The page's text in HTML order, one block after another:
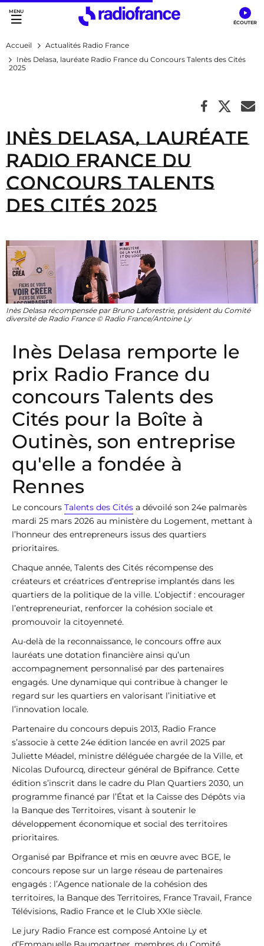
Accès direct :
Menu principal
Contenu
Accueil
Actualités Radio France
Inès Delasa, lauréate Radio France du Concours Talents des Cités
2025
Inès Delasa, lauréate
Radio France du
Concours Talents
des Cités 2025
Inès Delasa récompensée par Bruno Laforestrie, président du Comité
diversité de Radio France © Radio France/Antoine Ly
Inès Delasa remporte le
prix Radio France du
concours Talents des
Cités pour la Boîte à
Outinès, son entreprise
qu'elle a fondée à
Rennes
Le concours Talents des Cités a dévoilé son 24e palmarès
mardi 25 mars 2026 au ministère du Logement, mettant à
l’honneur des entrepreneurs issus des quartiers
prioritaires.
Chaque année, Talents des Cités récompense des
créateurs et créatrices d’entreprise implantés dans les
quartiers de la politique de la ville. L’objectif : encourager
l’entrepreneuriat, renforcer la cohésion sociale et
promouvoir la citoyenneté.
Au-delà de la reconnaissance, le concours offre aux
lauréats une dotation financière ainsi qu’un
accompagnement personnalisé par des partenaires
engagés. Une dynamique qui contribue à changer le
regard sur les quartiers en valorisant l’initiative et
l’innovation locale.
Partenaire du concours depuis 2013, Radio France
s’associe à cette 24e édition lancée en avril 2025 par
Juliette Méadel, ministre déléguée chargée de la Ville, et
Nicolas Dufourcq, directeur général de Bpifrance. Cette
édition s’inscrit dans le cadre du Plan Quartiers 2030, un
programme financé par l’État et la Caisse des Dépôts via
la Banque des Territoires, visant à soutenir le
développement économique et social des territoires
prioritaires.
Organisé par Bpifrance et mis en œuvre avec BGE, le
concours repose sur un large réseau de partenaires
engagés : l’Agence nationale de la cohésion des
territoires, la Banque des Territoires, France Travail, France
Télévisions, Radio France et le Club XXIe siècle.
Le jury Radio France est composé Antoine Ly et